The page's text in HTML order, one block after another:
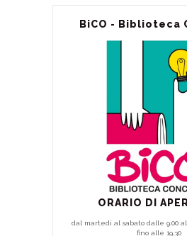
BiCO - Biblioteca
ORARIO DI
dal martedì al sabato dalle 9.00
fino alle 19.30